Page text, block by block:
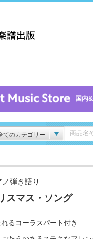
国内
てのカテゴリー
ノ弾き語り
スマス・ソング
るコーラスパート付き